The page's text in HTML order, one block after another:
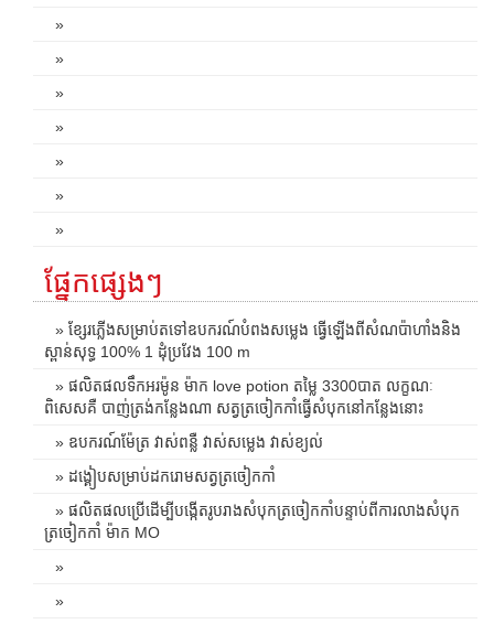
»
»
»
»
»
»
»
ផ្នែកផ្សេងៗ
» ខ្សែរភ្លើងសម្រាប់តទៅឧបករណ៍បំពងសម្លេង ធ្វើឡើងពីសំណប៉ាហាំងនិង
ស្ពាន់សុទ្ធ 100% 1 ដុំប្រវែង 100 m
» ផលិតផលទឹកអរម៉ូន ម៉ាក love potion តម្លៃ 3300បាត លក្ខណៈ
ពិសេសគឺ បាញ់ត្រង់កន្លែងណា សត្វត្រចៀកកាំធ្វើសំបុកនៅកន្លែងនោះ
» ឧបករណ៍ម៉ែត្រ វាស់ពន្លឺ វាស់សម្លេង វាស់ខ្យល់
» ដង្គៀបសម្រាប់ដករោមសត្វត្រចៀកកាំ
» ផលិតផលប្រើដើម្បីបង្កើតរូបរាងសំបុកត្រចៀកកាំបន្ទាប់ពីការលាងសំបុក
ត្រចៀកកាំ ម៉ាក MO
»
»